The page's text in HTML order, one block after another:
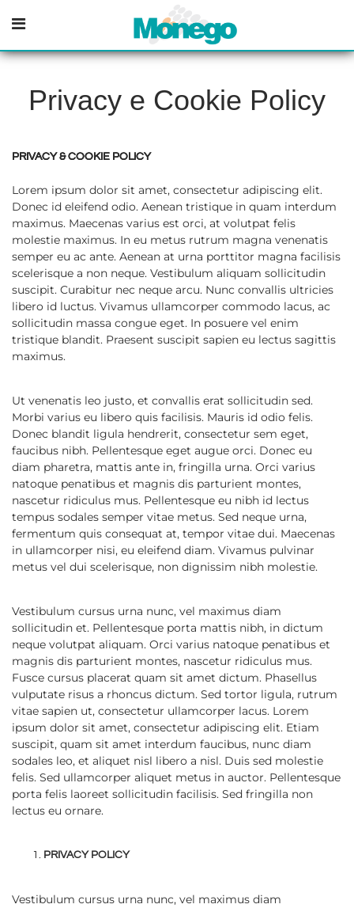
Privacy e Cookie Policy
PRIVACY & COOKIE POLICY
Lorem ipsum dolor sit amet, consectetur adipiscing elit.
Donec id eleifend odio. Aenean tristique in quam interdum
maximus. Maecenas varius est orci, at volutpat felis
molestie maximus. In eu metus rutrum magna venenatis
semper eu ac ante. Aenean at urna porttitor magna facilisis
scelerisque a non neque. Vestibulum aliquam sollicitudin
suscipit. Curabitur nec neque arcu. Nunc convallis ultricies
libero id luctus. Vivamus ullamcorper commodo lacus, ac
sollicitudin massa congue eget. In posuere vel enim
tristique blandit. Praesent suscipit sapien eu lectus sagittis
maximus.
Ut venenatis leo justo, et convallis erat sollicitudin sed.
Morbi varius eu libero quis facilisis. Mauris id odio felis.
Donec blandit ligula hendrerit, consectetur sem eget,
faucibus nibh. Pellentesque eget augue orci. Donec eu
diam pharetra, mattis ante in, fringilla urna. Orci varius
natoque penatibus et magnis dis parturient montes,
nascetur ridiculus mus. Pellentesque eu nibh id lectus
tempus sodales semper vitae metus. Sed neque urna,
fermentum quis consequat at, tempor vitae dui. Maecenas
in ullamcorper nisi, eu eleifend diam. Vivamus pulvinar
metus vel dui scelerisque, non dignissim nibh molestie.
Vestibulum cursus urna nunc, vel maximus diam
sollicitudin et. Pellentesque porta mattis nibh, in dictum
neque volutpat aliquam. Orci varius natoque penatibus et
magnis dis parturient montes, nascetur ridiculus mus.
Fusce cursus placerat quam sit amet dictum. Phasellus
vulputate risus a rhoncus dictum. Sed tortor ligula, rutrum
vitae sapien ut, consectetur ullamcorper lacus. Lorem
ipsum dolor sit amet, consectetur adipiscing elit. Etiam
suscipit, quam sit amet interdum faucibus, nunc diam
sodales leo, et aliquet nisl libero a nisl. Duis sed molestie
felis. Sed ullamcorper aliquet metus in auctor. Pellentesque
porta felis laoreet sollicitudin facilisis. Sed fringilla non
lectus eu ornare.
PRIVACY POLICY
Vestibulum cursus urna nunc, vel maximus diam